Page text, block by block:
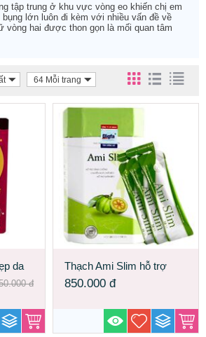
tập trung ở khu vực vòng eo khiến chị em
bụng lớn luôn đi kèm với nhiều vấn đề về
vòng hai được thon gọn là mối quan tâm
64 Mỗi trang
da
Diet đ
Thạch Ami Slim hỗ trợ
giảm cân nhanh chóng
hiệu quả nhất
850.000 đ